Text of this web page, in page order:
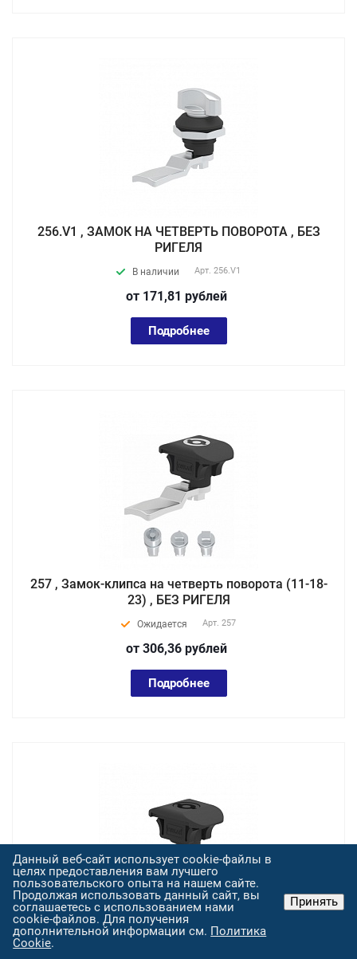
256.V1 , ЗАМОК НА ЧЕТВЕРТЬ ПОВОРОТА , БЕЗ
РИГЕЛЯ
В наличии Арт. 256.V1
от 171,81 рублей
Подробнее
257 , Замок-клипса на четверть поворота (11-18-
23) , БЕЗ РИГЕЛЯ
Ожидается Арт. 257
от 306,36 рублей
Подробнее
257.V1 , Замок-клипса на четверть поворота
Данный веб-сайт использует cookie-файлы в
целях предоставления вам лучшего
пользовательского опыта на нашем сайте.
Продолжая использовать данный сайт, вы
соглашаетесь с использованием нами
cookie-файлов. Для получения
дополнительной информации см. Политика
Cookie.
Принять